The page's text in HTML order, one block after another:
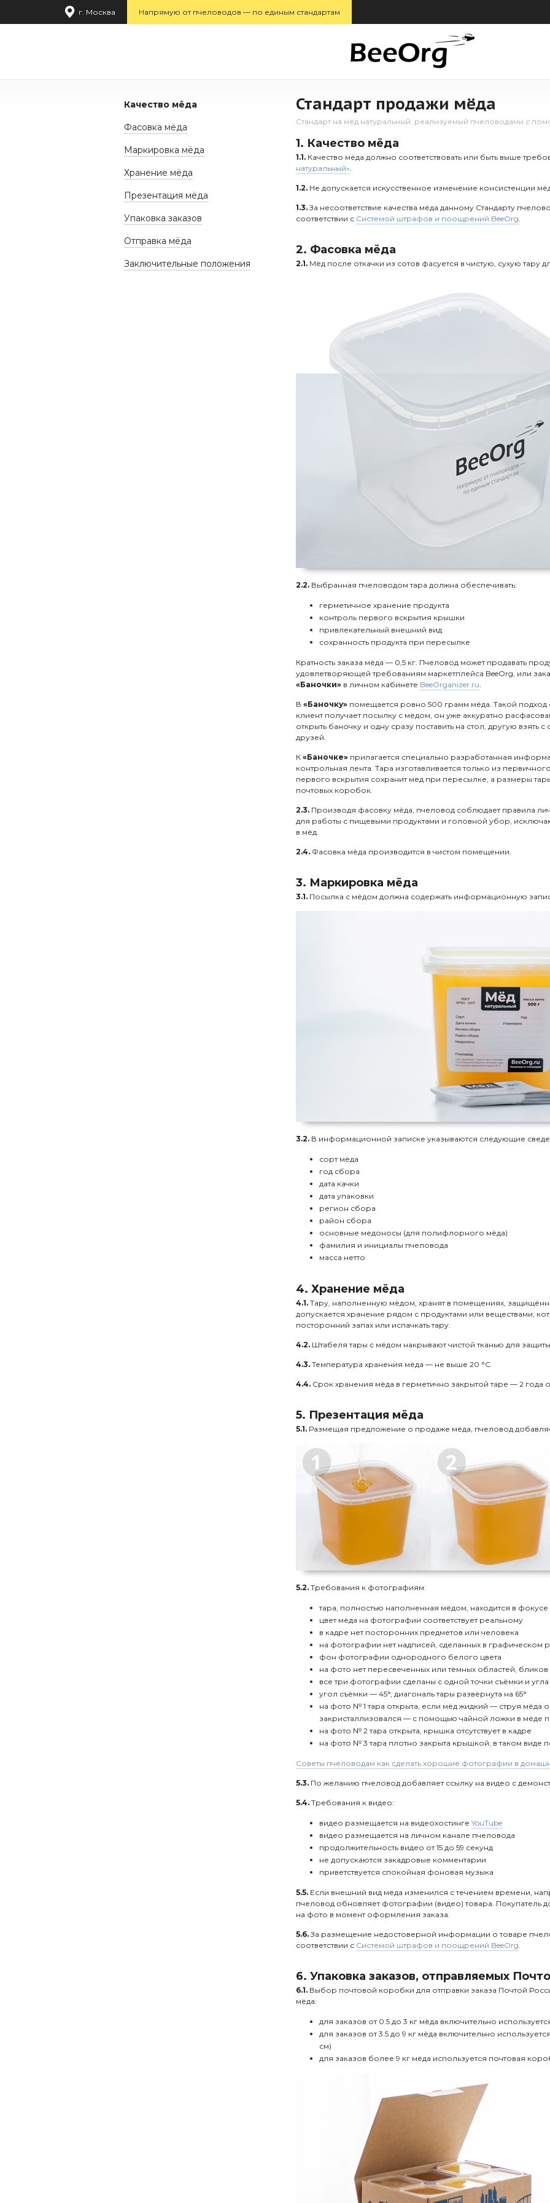
г. Москва Напрямую от пчеловодов — по единым стандартам
Качество мёда
Фасовка мёда
Маркировка мёда
Хранение мёда
Презентация мёда
Упаковка заказов
Отправка мёда
Заключительные положения
Стандарт продажи мёда
Стандарт на мёд натуральный, реализуемый пчеловодами с
1. Качество мёда
1.1. Качество мёда должно соответствовать или быть выше
натуральный».
1.2. Не допускается искусственное изменение консистенции
1.3.За несоответствие качества мёда данному Стандарту
соответствии с Системой штрафов и поощрений BeeOrg.
2. Фасовка мёда
2.1. Мёд после откачки из сотов фасуется в чистую, сухую тару
2.2. Выбранная пчеловодом тара должна обеспечивать:
герметичное хранение продукта
контроль первого вскрытия крышки
привлекательный внешний вид
сохранность продукта при пересылке
Кратность заказа мёда — 0,5 кг. Пчеловод может продавать
удовлетворяющей требованиям маркетплейса BeeOrg, или
«Баночки» в личном кабинете BeeOrganizer.ru.
В «Баночку» помещается ровно 500 грамм мёда. Такой подход
клиент получает посылку с мёдом, он уже аккуратно
открыть баночку и одну сразу поставить на стол, другую взять с
друзей.
К «Баночке» прилагается специально разработанная
контрольная лента. Тара изготавливается только из
первого вскрытия сохранит мёд при пересылке, а размеры
почтовых коробок.
2.3. Производя фасовку мёда, пчеловод соблюдает правила
для работы с пищевыми продуктами и головной убор,
в мёд.
2.4. Фасовка мёда производится в чистом помещении.
3. Маркировка мёда
3.1. Посылка с мёдом должна содержать информационную
3.2. В информационной записке указываются следующие
сорт мёда
год сбора
дата качки
дата упаковки
регион сбора
район сбора
основные медоносы (для полифлорного мёда)
фамилия и инициалы пчеловода
масса нетто
4. Хранение мёда
4.1. Тару, наполненную мёдом, хранят в помещениях,
допускается хранение рядом с продуктами или веществами,
посторонний запах или испачкать тару.
4.2. Штабеля тары с мёдом накрывают чистой тканью для
4.3. Температура хранения мёда — не выше 20 °C.
4.4. Срок хранения мёда в герметично закрытой таре — 2 года
5. Презентация мёда
5.1. Размещая предложение о продаже мёда, пчеловод
5.2. Требования к фотографиям:
тара, полностью наполненная мёдом, находится в
цвет мёда на фотографии соответствует реальному
в кадре нет посторонних предметов или человека
на фотографии нет надписей, сделанных в графическом
фон фотографии однородного белого цвета
на фото нет пересвеченных или тёмных областей,
все три фотографии сделаны с одной точки съёмки и
угол съёмки — 45°, диагональ тары развёрнута на 65°
на фото № 1 тара открыта, если мёд жидкий — струя мёда
закристаллизовался — с помощью чайной ложки в мёде
на фото № 2 тара открыта, крышка отсутствует в кадре
на фото № 3 тара плотно закрыта крышкой, в таком виде
Советы пчеловодам как сделать хорошие фотографии в
5.3. По желанию пчеловод добавляет ссылку на видео с
5.4. Требования к видео:
видео размещается на видеохостинге YouTube
видео размещается на личном канале пчеловода
продолжительность видео от 15 до 59 секунд
не допускаются закадровые комментарии
приветствуется спокойная фоновая музыка
5.5. Если внешний вид мёда изменился с течением времени,
пчеловод обновляет фотографии (видео) товара. Покупатель
на фото в момент оформления заказа.
5.6.За размещение недостоверной информации о товаре
соответствии с Системой штрафов и поощрений BeeOrg.
6. Упаковка заказов, отправляемых
6.1. Выбор почтовой коробки для отправки заказа Почтой
мёда:
для заказов от 0.5 до 3 кг мёда включительно
для заказов от 3.5 до 9 кг мёда включительно
см)
для заказов более 9 кг мёда используется почтовая